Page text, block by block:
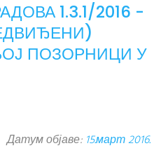
1.3.1/2016 -
ПОЗОРНИЦИ У
Датум објаве: 15.март 2016.